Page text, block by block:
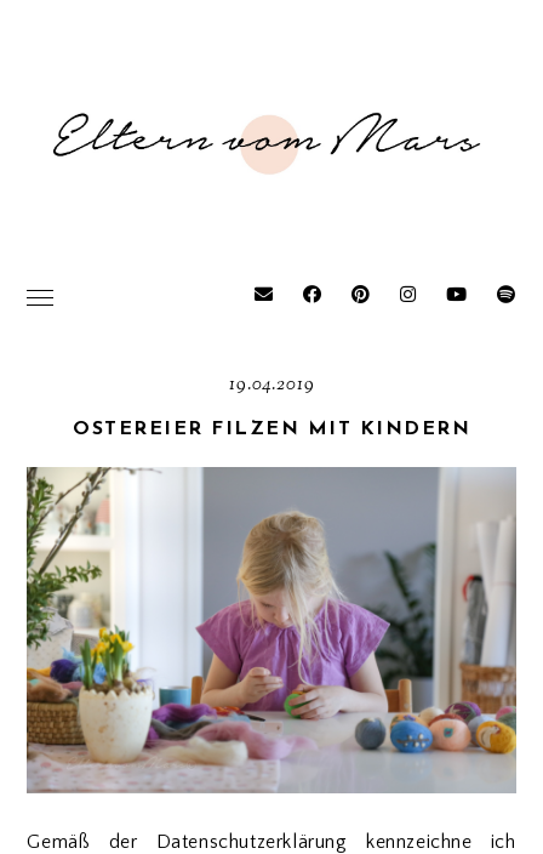
19.04.2019
OSTEREIER FILZEN MIT KINDERN
Gemäß der Datenschutzerklärung kennzeichne ich